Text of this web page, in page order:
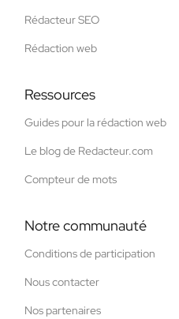
Rédacteur SEO
Rédaction web
Ressources
Guides pour la rédaction web
Le blog de Redacteur.com
Compteur de mots
Notre communauté
Conditions de participation
Nous contacter
Nos partenaires